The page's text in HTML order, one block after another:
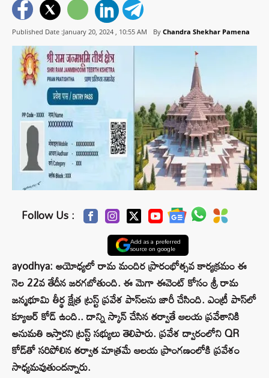
Published Date :January 20, 2024 , 10:55 AM By Chandra Shekhar Pamena
Follow Us :
Add as a preferred
source on google
ayodhya: అయోధ్యలో రామ మందిర ప్రారంభోత్సవ కార్యక్రమం ఈ
నెల 22వ తేదీన జరగబోతుంది. ఈ మెగా ఈవెంట్ కోసం శ్రీ రామ
జన్మభూమి తీర్థ క్షేత్ర ట్రస్ట్ ప్రవేశ పాస్‌లను జారీ చేసింది. ఎంట్రీ పాస్‌లో
క్యూఆర్ కోడ్ ఉంది.. దాన్ని స్కాన్ చేసిన తర్వాతే ఆలయ ప్రవేశానికి
అనుమతి ఇస్తారని ట్రస్ట్ సభ్యులు తెలిపారు. ప్రవేశ ద్వారంలోని QR
కోడ్‌తో సరిపోలిన తర్వాత మాత్రమే ఆలయ ప్రాంగణంలోకి ప్రవేశం
సాధ్యమవుతుందన్నారు.